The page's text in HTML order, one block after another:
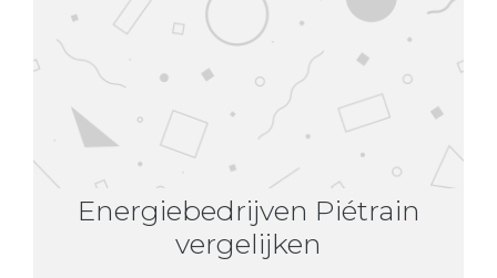
Energiebedrijven Piétrain
vergelijken